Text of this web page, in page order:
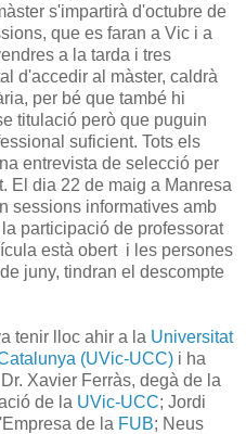
s'impartirà d'octubre de
que es faran a Vic i a
a la tarda i tres
d'accedir al màster, caldrà
per bé que també hi
titulació però que puguin
suficient. Tots els
entrevista de selecció per
El dia 22 de maig a Manresa
sessions informatives amb
participació de professorat
està obert i les persones
juny, tindran el descompte
tenir lloc ahir a la Universitat
(UVic-UCC) i ha
Xavier Ferràs, degà de la
de la UVic-UCC; Jordi
de la FUB; Neus